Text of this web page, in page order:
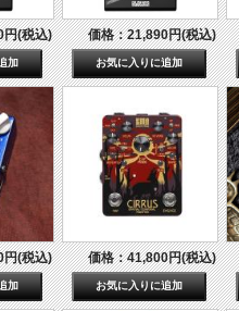
円(税込) 価格：21,890円(税込)
円(税込) 価格：41,800円(税込)